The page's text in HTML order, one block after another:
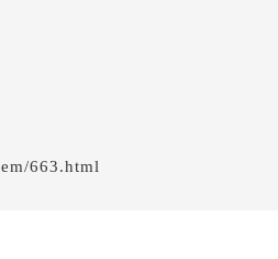
663.html